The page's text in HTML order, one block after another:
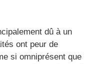
dû à un
ont peur de
si omniprésent que